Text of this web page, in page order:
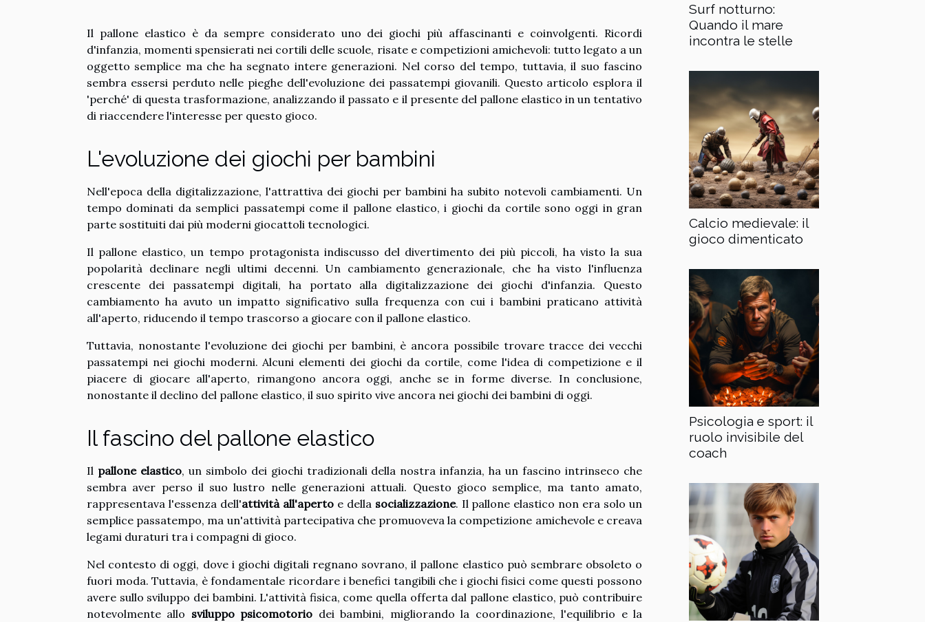
Il pallone elastico è da sempre considerato uno dei giochi più affascinanti e coinvolgenti. Ricordi
d'infanzia, momenti spensierati nei cortili delle scuole, risate e competizioni amichevoli: tutto legato a un
oggetto semplice ma che ha segnato intere generazioni. Nel corso del tempo, tuttavia, il suo fascino
sembra essersi perduto nelle pieghe dell'evoluzione dei passatempi giovanili. Questo articolo esplora il
'perché' di questa trasformazione, analizzando il passato e il presente del pallone elastico in un tentativo
di riaccendere l'interesse per questo gioco.
L'evoluzione dei giochi per bambini
Nell'epoca della digitalizzazione, l'attrattiva dei giochi per bambini ha subito notevoli cambiamenti. Un
tempo dominati da semplici passatempi come il pallone elastico, i giochi da cortile sono oggi in gran
parte sostituiti dai più moderni giocattoli tecnologici.
Il pallone elastico, un tempo protagonista indiscusso del divertimento dei più piccoli, ha visto la sua
popolarità declinare negli ultimi decenni. Un cambiamento generazionale, che ha visto l'influenza
crescente dei passatempi digitali, ha portato alla digitalizzazione dei giochi d'infanzia. Questo
cambiamento ha avuto un impatto significativo sulla frequenza con cui i bambini praticano attività
all'aperto, riducendo il tempo trascorso a giocare con il pallone elastico.
Tuttavia, nonostante l'evoluzione dei giochi per bambini, è ancora possibile trovare tracce dei vecchi
passatempi nei giochi moderni. Alcuni elementi dei giochi da cortile, come l'idea di competizione e il
piacere di giocare all'aperto, rimangono ancora oggi, anche se in forme diverse. In conclusione,
nonostante il declino del pallone elastico, il suo spirito vive ancora nei giochi dei bambini di oggi.
Il fascino del pallone elastico
Il pallone elastico, un simbolo dei giochi tradizionali della nostra infanzia, ha un fascino intrinseco che
sembra aver perso il suo lustro nelle generazioni attuali. Questo gioco semplice, ma tanto amato,
rappresentava l'essenza dell'attività all'apertoe della socializzazione. Il pallone elastico non era solo un
semplice passatempo, ma un'attività partecipativa che promuoveva la competizione amichevole e creava
legami duraturi tra i compagni di gioco.
Nel contesto di oggi, dove i giochi digitali regnano sovrano, il pallone elastico può sembrare obsoleto o
fuori moda. Tuttavia, è fondamentale ricordare i benefici tangibili che i giochi fisici come questi possono
avere sullo sviluppo dei bambini. L'attività fisica, come quella offerta dal pallone elastico, può contribuire
notevolmente allo sviluppo psicomotorio dei bambini, migliorando la coordinazione, l'equilibrio e la
Surf notturno:
Quando il mare
incontra le stelle
Calcio medievale: il
gioco dimenticato
Psicologia e sport: il
ruolo invisibile del
coach